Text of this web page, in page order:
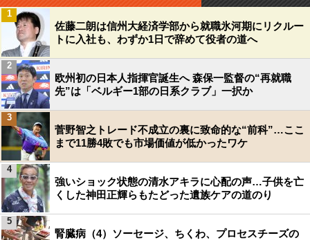
佐藤二朗は信州大経済学部から就職氷河期にリクルー
トに入社も、わずか1日で辞めて役者の道へ
1
欧州初の日本人指揮官誕生へ 森保一監督の“再就職
先”は「ベルギー1部の日系クラブ」一択か
2
菅野智之トレード不成立の裏に致命的な“前科”…ここ
まで11勝4敗でも市場価値が低かったワケ
3
強いショック状態の清水アキラに心配の声…子供を亡
くした神田正輝らもたどった遺族ケアの道のり
4
腎臓病（4）ソーセージ、ちくわ、プロセスチーズの
5